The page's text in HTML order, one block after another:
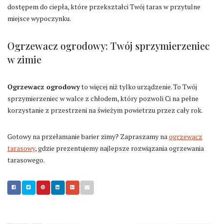
dostępem do ciepła, które przekształci Twój taras w przytulne
miejsce wypoczynku.
Ogrzewacz ogrodowy: Twój sprzymierzeniec
w zimie
Ogrzewacz ogrodowyto więcej niż tylko urządzenie. To Twój
sprzymierzeniec w walce z chłodem, który pozwoli Ci na pełne
korzystanie z przestrzeni na świeżym powietrzu przez cały rok.
Gotowy na przełamanie barier zimy? Zapraszamy naogrzewacz
tarasowy, gdzie prezentujemy najlepsze rozwiązania ogrzewania
tarasowego.